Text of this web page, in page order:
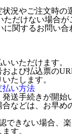
況やご注文時の
ただけない場合が
に関するお問い合
いただけます。
よび払込票の
たします。
払い方法
送手続きが開始
などは、お早め
できない場合、
す。